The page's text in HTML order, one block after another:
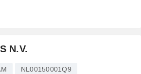
N.V.
NL00150001Q9